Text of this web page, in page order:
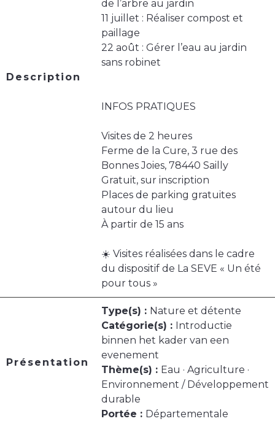
Description
de l’arbre au jardin
11 juillet : Réaliser compost et
paillage
22 août : Gérer l’eau au jardin
sans robinet
INFOS PRATIQUES
Visites de 2 heures
Ferme de la Cure, 3 rue des
Bonnes Joies, 78440 Sailly
Gratuit, sur inscription
Places de parking gratuites
autour du lieu
À partir de 15 ans
☀️ Visites réalisées dans le cadre
du dispositif de La SEVE « Un été
pour tous »
Présentation
Type(s) : Nature et détente
Catégorie(s) : Introductie
binnen het kader van een
evenement
Thème(s) : Eau · Agriculture ·
Environnement / Développement
durable
Portée : Départementale